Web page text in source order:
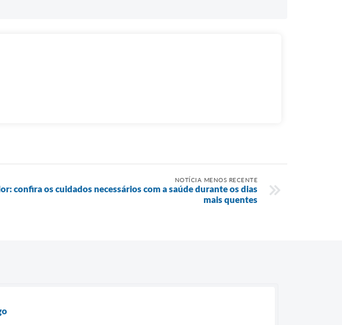
NOTÍCIA MENOS RECENTE
confira os cuidados necessários com a saúde durante os dias
mais quentes